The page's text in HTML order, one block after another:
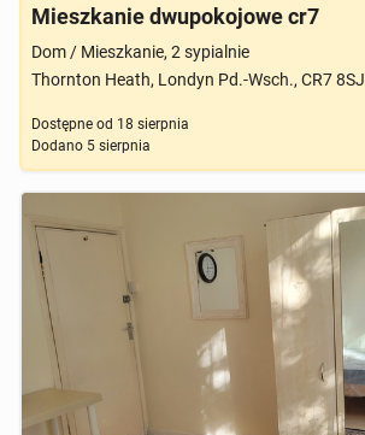
Mieszkanie dwupokojowe cr7
Dom / Mieszkanie, 2 sypialnie
Thornton Heath, Londyn Pd.-Wsch., CR7 8SJ
Dostępne od 18 sierpnia
Dodano 5 sierpnia